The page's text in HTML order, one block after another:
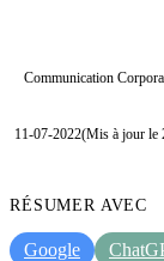
Communication
11-07-2022(Mis à jour le
RÉSUMER AVEC
Google